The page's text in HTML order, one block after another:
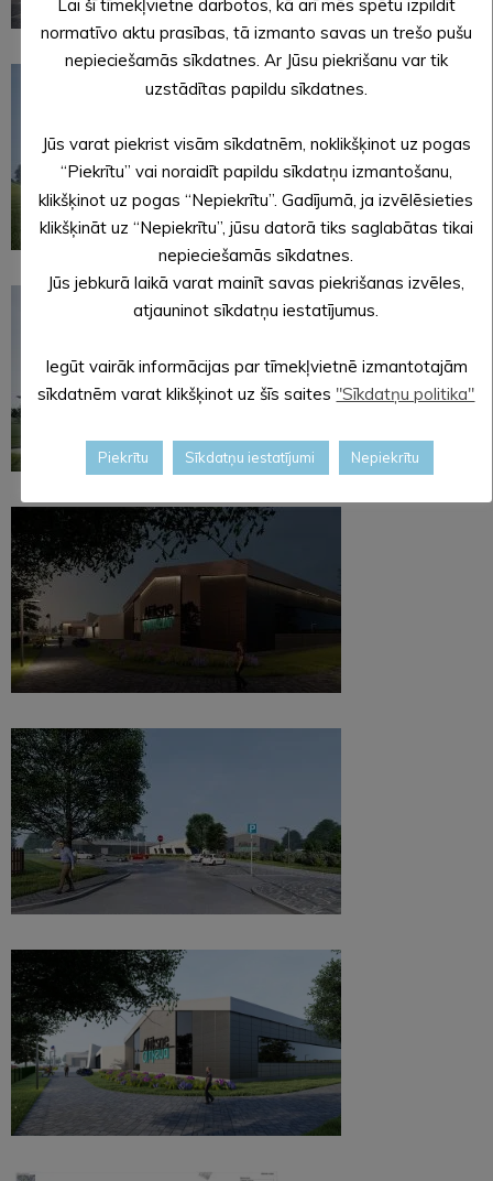
Lai šī tīmekļvietne darbotos, kā arī mēs spētu izpildīt
normatīvo aktu prasības, tā izmanto savas un trešo pušu
nepieciešamās sīkdatnes. Ar Jūsu piekrišanu var tik
uzstādītas papildu sīkdatnes.
Jūs varat piekrist visām sīkdatnēm, noklikšķinot uz pogas
“Piekrītu” vai noraidīt papildu sīkdatņu izmantošanu,
klikšķinot uz pogas “Nepiekrītu”. Gadījumā, ja izvēlēsieties
klikšķināt uz “Nepiekrītu”, jūsu datorā tiks saglabātas tikai
nepieciešamās sīkdatnes.
Jūs jebkurā laikā varat mainīt savas piekrišanas izvēles,
atjauninot sīkdatņu iestatījumus.
Iegūt vairāk informācijas par tīmekļvietnē izmantotajām
sīkdatnēm varat klikšķinot uz šīs saites "Sīkdatņu politika"
Piekrītu Sīkdatņu iestatījumi Nepiekrītu